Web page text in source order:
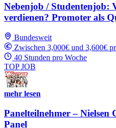
Nebenjob / Studentenjob:
verdienen? Promoter als
Bundesweit
Zwischen 3,000€ und 3,600€
40 Stunden pro Woche
TOP JOB
mehr lesen
Panelteilnehmer –
Panel